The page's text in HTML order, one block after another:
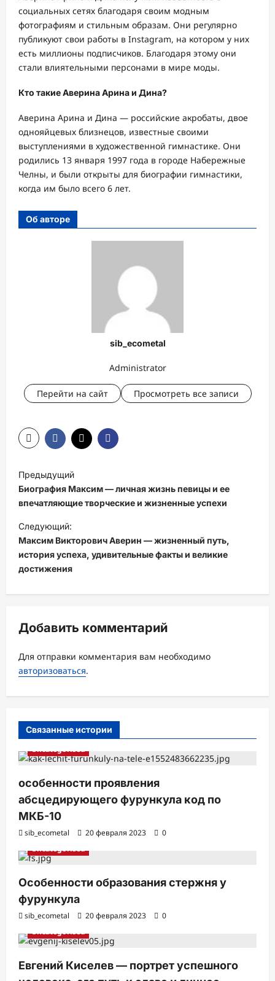
социальных сетях благодаря своим модным
фотографиям и стильным образам. Они регулярно
публикуют свои работы в Instagram, на котором у них
есть миллионы подписчиков. Благодаря этому они
стали влиятельными персонами в мире моды.
Кто такие Аверина Арина и Дина?
Аверина Арина и Дина — российские акробаты, двое
однояйцевых близнецов, известные своими
выступлениями в художественной гимнастике. Они
родились 13 января 1997 года в городе Набережные
Челны, и были открыты для биографии гимнастики,
когда им было всего 6 лет.
Об авторе
sib_ecometal
Administrator
Перейти на сайт Просмотреть все записи
Н
а
в
и
г
а
я
з
а
п
и
Предыдущий
Биография Максим — личная жизнь певицы и ее
впечатляющие творческие и жизненные успехи
Следующий:
Максим Викторович Аверин — жизненный путь,
история успеха, удивительные факты и великие
достижения
Добавить комментарий
Для отправки комментария вам необходимо
авторизоваться.
Связанные истории
Uncategorised
особенности проявления
абсцедирующего фурункула код по
МКБ-10
sib_ecometal 20 февраля 2023
0
Uncategorised
Особенности образования стержня у
фурункула
sib_ecometal 20 февраля 2023
0
Uncategorised
Евгений Киселев — портрет успешного